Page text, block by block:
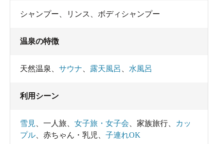
シャンプー リンス ボディシャンプー
温泉の特徴
天然温泉 サウナ 露天風呂 水風呂
利用シーン
雪見 一人旅 女子旅・女子会 家族旅行
カッ
プル
赤ちゃん・乳児 子連れOK